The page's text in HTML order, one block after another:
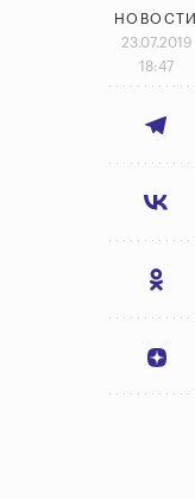
НОВОСТИ
23.07.2019
18:47